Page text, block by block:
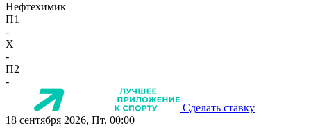
Нефтехимик
П1
-
X
-
П2
-
Сделать ставку
18 сентября 2026, Пт, 00:00